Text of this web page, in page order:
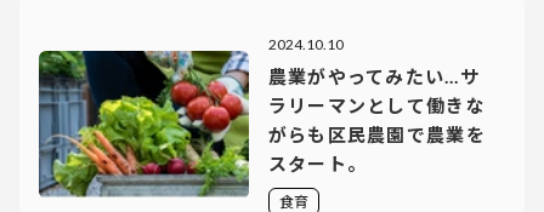
2024.10.10
農業がやってみたい…サ
ラリーマンとして働きな
がらも区民農園で農業を
スタート。
食育